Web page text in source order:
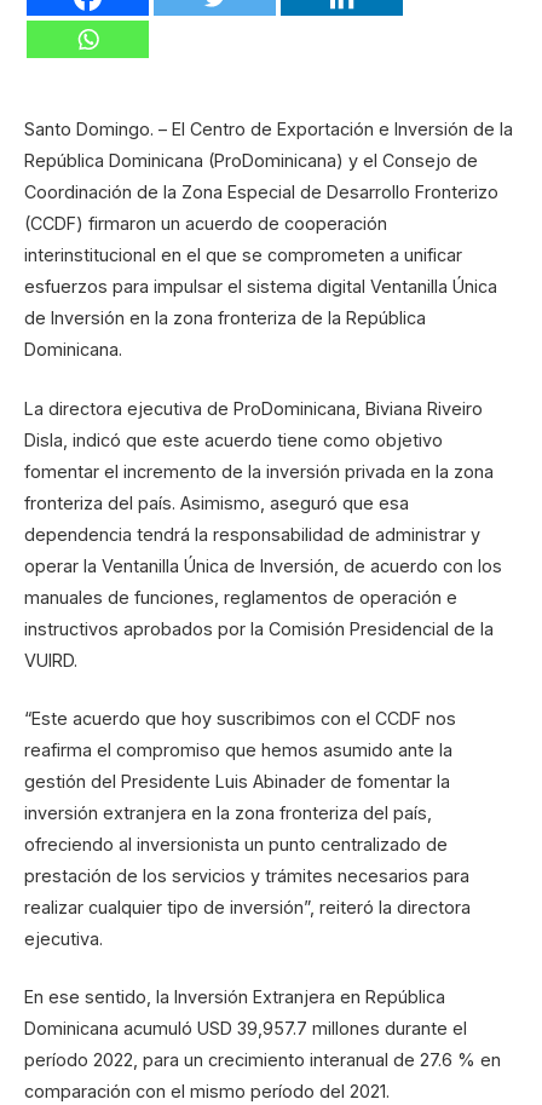
Santo Domingo. – El Centro de Exportación e Inversión de la
República Dominicana (ProDominicana) y el Consejo de
Coordinación de la Zona Especial de Desarrollo Fronterizo
(CCDF) firmaron un acuerdo de cooperación
interinstitucional en el que se comprometen a unificar
esfuerzos para impulsar el sistema digital Ventanilla Única
de Inversión en la zona fronteriza de la República
Dominicana.
La directora ejecutiva de ProDominicana, Biviana Riveiro
Disla, indicó que este acuerdo tiene como objetivo
fomentar el incremento de la inversión privada en la zona
fronteriza del país. Asimismo, aseguró que esa
dependencia tendrá la responsabilidad de administrar y
operar la Ventanilla Única de Inversión, de acuerdo con los
manuales de funciones, reglamentos de operación e
instructivos aprobados por la Comisión Presidencial de la
VUIRD.
“Este acuerdo que hoy suscribimos con el CCDF nos
reafirma el compromiso que hemos asumido ante la
gestión del Presidente Luis Abinader de fomentar la
inversión extranjera en la zona fronteriza del país,
ofreciendo al inversionista un punto centralizado de
prestación de los servicios y trámites necesarios para
realizar cualquier tipo de inversión”, reiteró la directora
ejecutiva.
En ese sentido, la Inversión Extranjera en República
Dominicana acumuló USD 39,957.7 millones durante el
período 2022, para un crecimiento interanual de 27.6 % en
comparación con el mismo período del 2021.